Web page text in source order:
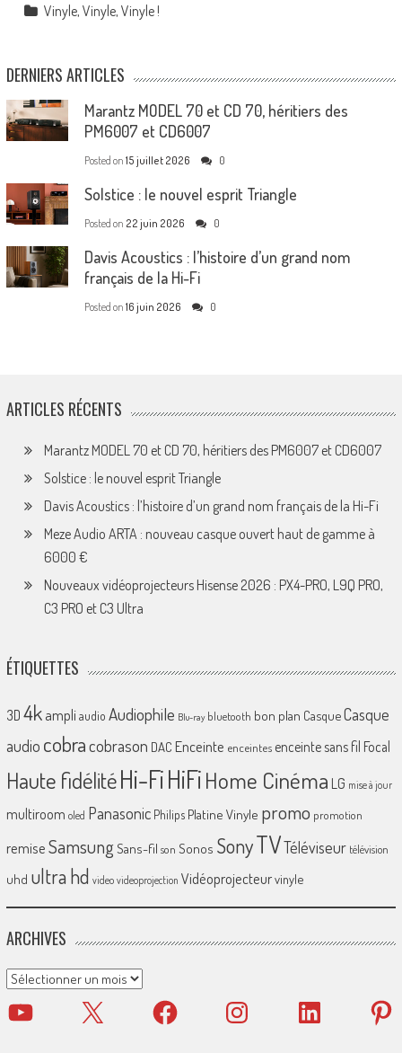
Vinyle, Vinyle, Vinyle !
DERNIERS ARTICLES
Marantz MODEL 70 et CD 70, héritiers des
PM6007 et CD6007
Posted on 15 juillet 2026 0
Solstice : le nouvel esprit Triangle
Posted on 22 juin 2026 0
Davis Acoustics : l’histoire d’un grand nom
français de la Hi-Fi
Posted on 16 juin 2026 0
ARTICLES RÉCENTS
Marantz MODEL 70 et CD 70, héritiers des PM6007 et CD6007
Solstice : le nouvel esprit Triangle
Davis Acoustics : l’histoire d’un grand nom français de la Hi-Fi
Meze Audio ARTA : nouveau casque ouvert haut de gamme à
6000 €
Nouveaux vidéoprojecteurs Hisense 2026 : PX4-PRO, L9Q PRO,
C3 PRO et C3 Ultra
ÉTIQUETTES
3D 4k ampliaudio Audiophile Blu-ray bluetooth bon plan CasqueCasque
audio cobracobrason DAC Enceinte enceintes enceinte sans fil Focal
Haute fidélitéHi-FiHiFiHome Cinéma LG mise à jour
multiroom oled Panasonic Philips Platine Vinyle promo promotion
remiseSamsungSans-fil son Sonos SonyTVTéléviseur télévision
uhd ultra hd video videoprojection Vidéoprojecteurvinyle
ARCHIVES
Archives
YouTube X Facebook Instagram LinkedIn